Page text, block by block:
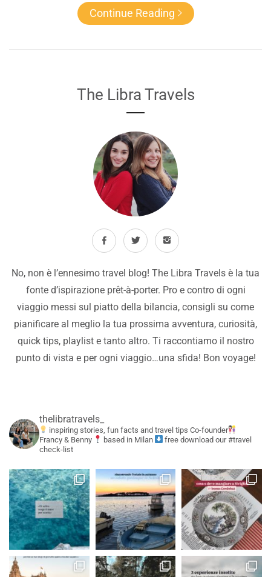
Continue Reading
The Libra Travels
No, non è l’ennesimo travel blog! The Libra Travels è la tua
fonte d’ispirazione prêt-à-porter. Pro e contro di ogni
viaggio messi sul piatto della bilancia, consigli su come
pianificare al meglio la tua prossima avventura, curiosità,
quick tips, playlist e tanto altro. Ti raccontiamo il nostro
punto di vista e per ogni viaggio…una sfida! Bon voyage!
thelibratravels_
inspiring stories, fun facts and travel tips Co-founder
Francy & Benny
based in Milan
free download our #travel
check-list